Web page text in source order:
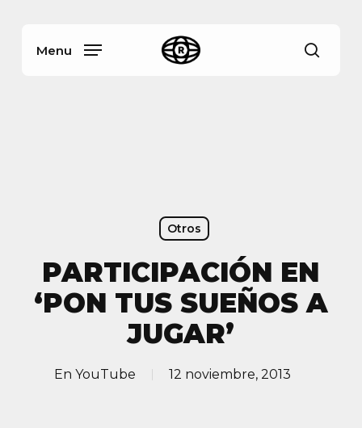
Menu
Otros
PARTICIPACIÓN EN
‘PON TUS SUEÑOS A
JUGAR’
En YouTube 12 noviembre, 2013